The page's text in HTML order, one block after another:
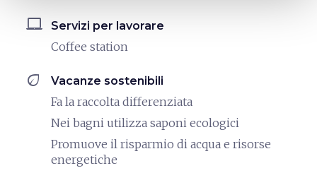
laptop_mac Servizi per lavorare
Coffee station
eco Vacanze sostenibili
Fa la raccolta differenziata
Nei bagni utilizza saponi ecologici
Promuove il risparmio di acqua e risorse
energetiche